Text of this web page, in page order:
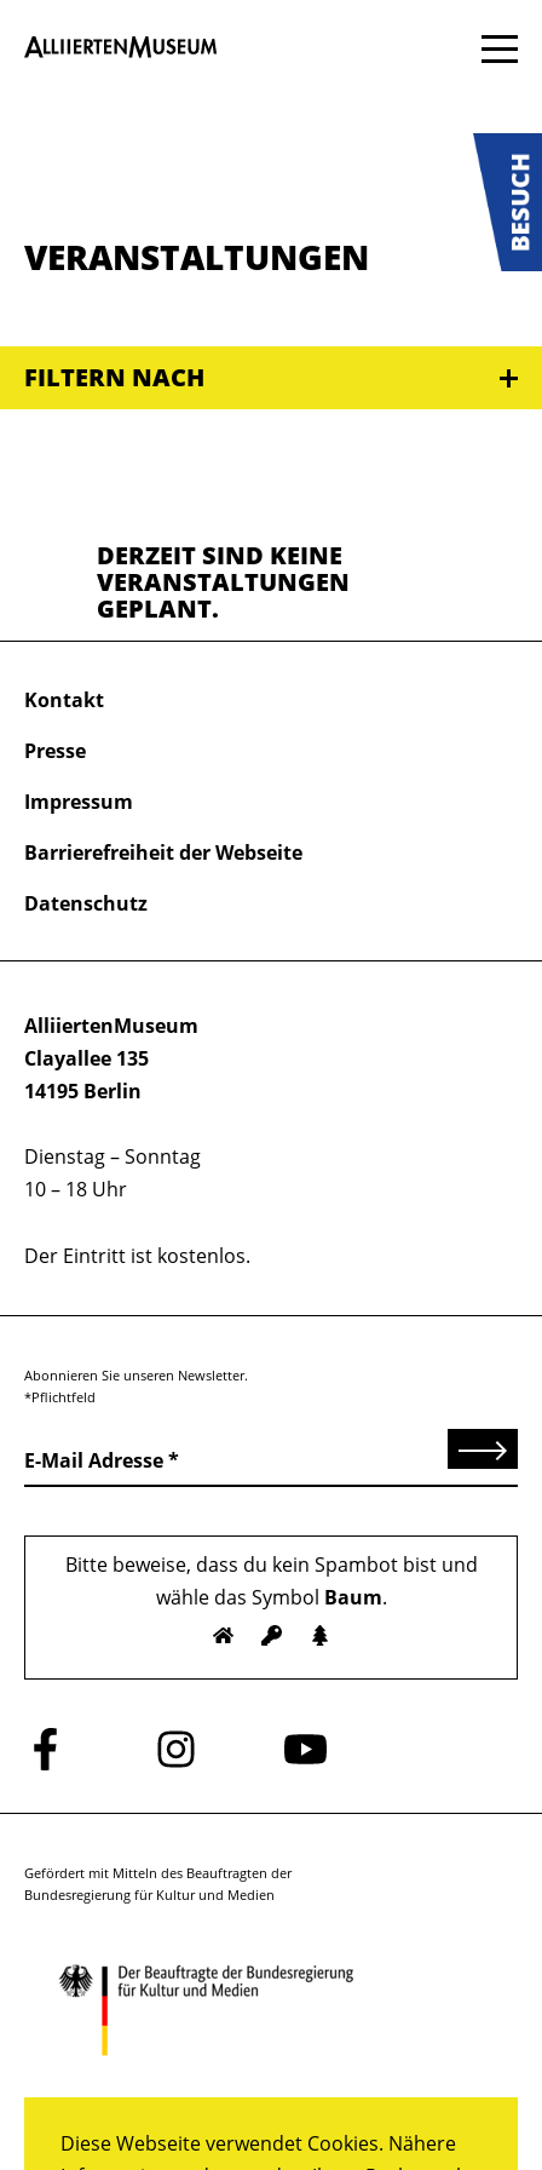
Diese Webseite verwendet Cookies. Nähere
VERANSTALTUNGEN
FILTERN NACH
DERZEIT SIND KEINE
VERANSTALTUNGEN
GEPLANT.
AlliiertenMuseum
Clayallee 135
14195 Berlin
Dienstag – Sonntag
10 – 18 Uhr
Der Eintritt ist kostenlos.
Kontakt
Presse
Impressum
Barrierefreiheit der Webseite
Datenschutz
Abonnieren Sie unseren Newsletter.
*Pflichtfeld
E-Mail Adresse Senden
Bitte beweise, dass du kein Spambot bist und
wähle das Symbol Baum.
Folge
uns
auf
Folge
uns
auf
Folge
auf
Gefördert mit Mitteln des Beauftragten der
Bundesregierung für Kultur und Medien